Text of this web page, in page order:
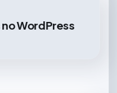
WordPress